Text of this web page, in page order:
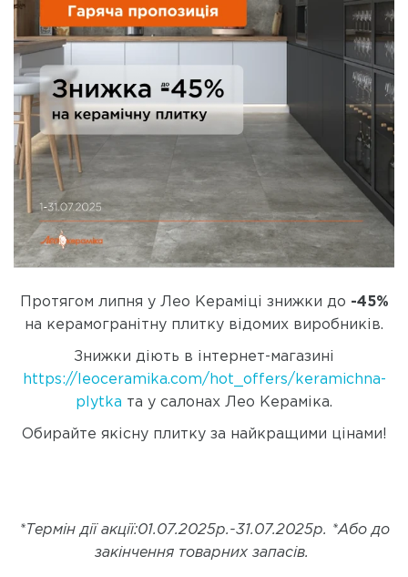
Протягом липня у Лео Кераміці знижки до -45%
на керамогранітну плитку відомих виробників.
Знижки діють в інтернет-магазині
https://leoceramika.com/hot_offers/keramichna-
plytka та у салонах Лео Кераміка.
Обирайте якісну плитку за найкращими цінами!
*Термін дії акції:01.07.2025р.-31.07.2025р. *Або до
закінчення товарних запасів.